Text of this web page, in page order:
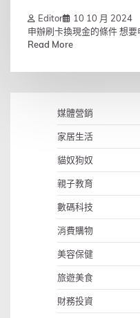
Editor
10 10 月 2024
申辦刷卡換現金的條件 想要
Read More
媒體營銷
家居生活
貓奴狗奴
親子教育
數碼科技
消費購物
美容保健
旅遊美食
財務投資